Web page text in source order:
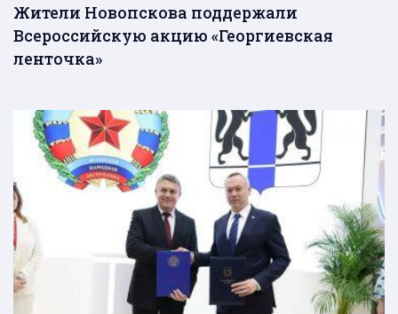
Жители Новопскова поддержали
Всероссийскую акцию «Георгиевская
ленточка»